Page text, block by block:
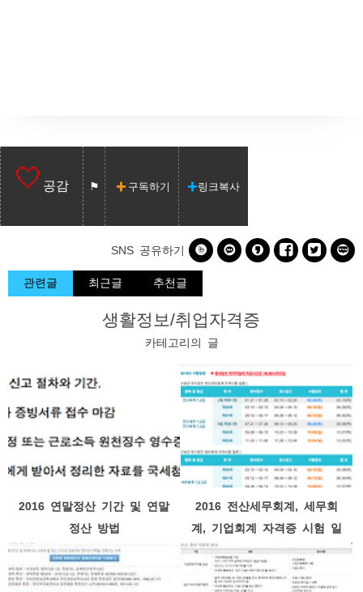
공감 구독하기 링크복사
SNS 공유하기      
관련글 최근글 추천글
생활정보/취업자격증
카테고리의 글
2016 연말정산 기간 및 연말
정산 방법
2016 전산세무회계, 세무회
계, 기업회계 자격증 시험 일
정